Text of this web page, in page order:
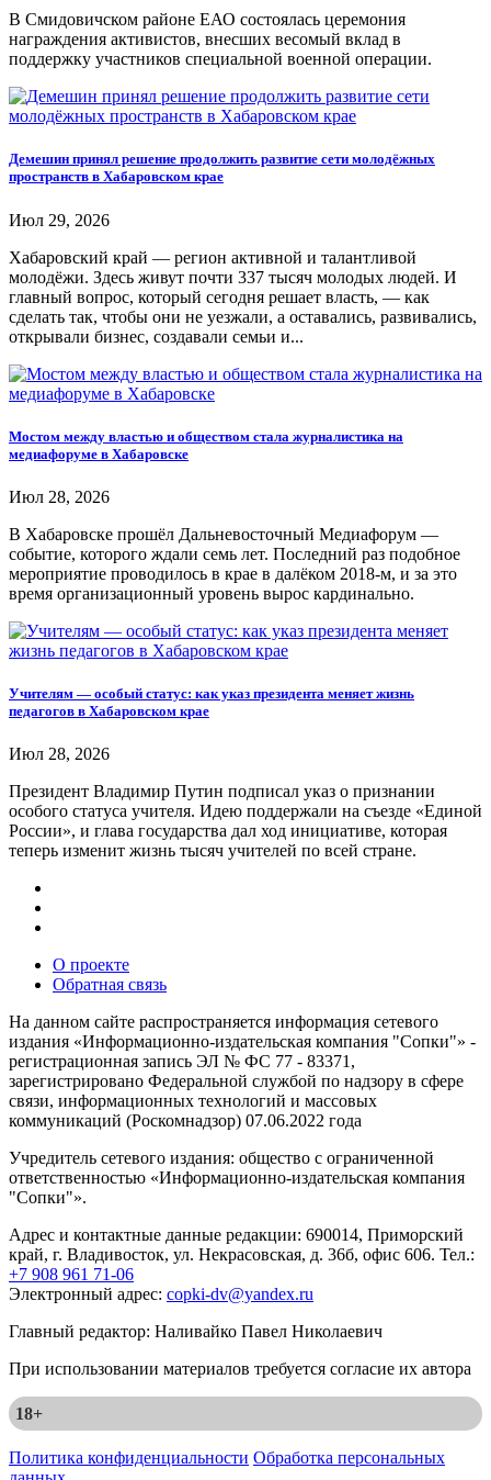
В Смидовичском районе ЕАО состоялась церемония
награждения активистов, внесших весомый вклад в
поддержку участников специальной военной операции.
Демешин принял решение продолжить развитие сети молодёжных
пространств в Хабаровском крае
Июл 29, 2026
Хабаровский край — регион активной и талантливой
молодёжи. Здесь живут почти 337 тысяч молодых людей. И
главный вопрос, который сегодня решает власть, — как
сделать так, чтобы они не уезжали, а оставались, развивались,
открывали бизнес, создавали семьи и...
Мостом между властью и обществом стала журналистика на
медиафоруме в Хабаровске
Июл 28, 2026
В Хабаровске прошёл Дальневосточный Медиафорум —
событие, которого ждали семь лет. Последний раз подобное
мероприятие проводилось в крае в далёком 2018-м, и за это
время организационный уровень вырос кардинально.
Учителям — особый статус: как указ президента меняет жизнь
педагогов в Хабаровском крае
Июл 28, 2026
Президент Владимир Путин подписал указ о признании
особого статуса учителя. Идею поддержали на съезде «Единой
России», и глава государства дал ход инициативе, которая
теперь изменит жизнь тысяч учителей по всей стране.
О проекте
Обратная связь
На данном сайте распространяется информация сетевого
издания «Информационно-издательская компания "Сопки"» -
регистрационная запись ЭЛ № ФС 77 - 83371,
зарегистрировано Федеральной службой по надзору в сфере
связи, информационных технологий и массовых
коммуникаций (Роскомнадзор) 07.06.2022 года
Учредитель сетевого издания: общество с ограниченной
ответственностью «Информационно-издательская компания
"Сопки"».
Адрес и контактные данные редакции: 690014, Приморский
край, г. Владивосток, ул. Некрасовская, д. 36б, офис 606. Тел.:
+7 908 961 71-06
Электронный адрес: copki-dv@yandex.ru
Главный редактор: Наливайко Павел Николаевич
При использовании материалов требуется согласие их автора
18+
Политика конфиденциальности Обработка персональных